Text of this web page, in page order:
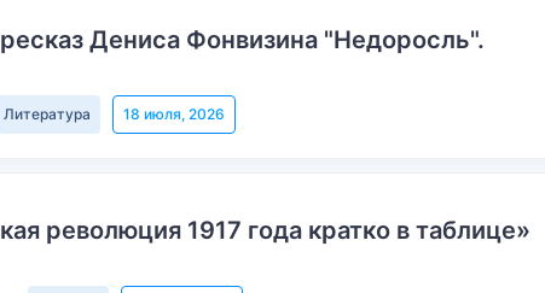
Дениса Фонвизина "Недоросль".
Литература 18 июля, 2026
революция 1917 года кратко в таблице»